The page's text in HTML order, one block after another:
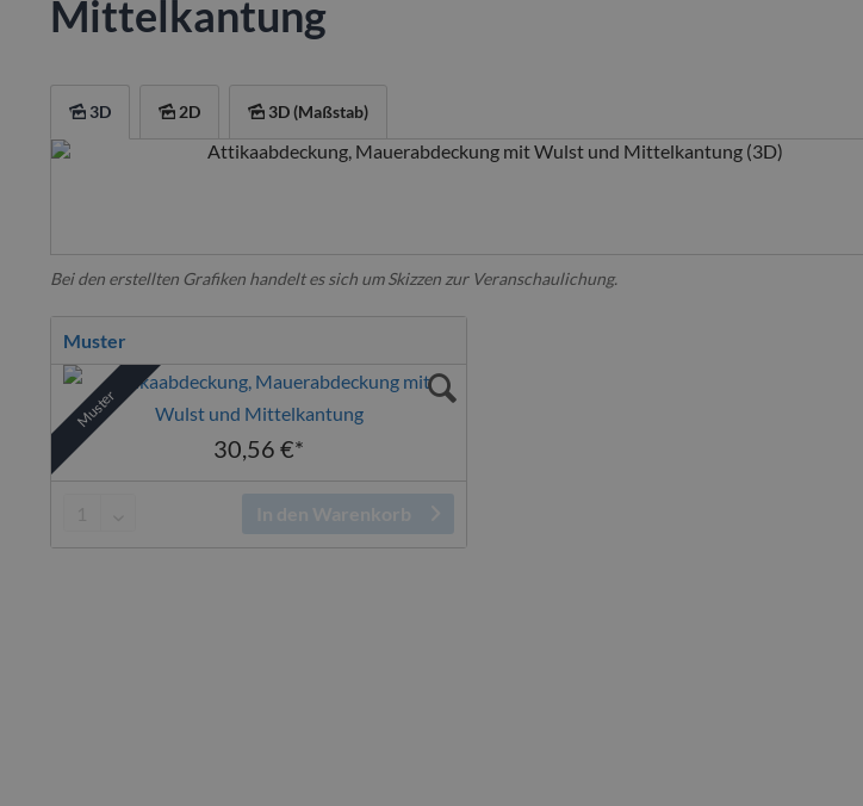
Mittelkantung
3D 2D 3D (Maßstab)
Bei den erstellten Grafiken handelt es sich um Skizzen zur Veranschaulichung.
Muster
Muster
30,56 €*